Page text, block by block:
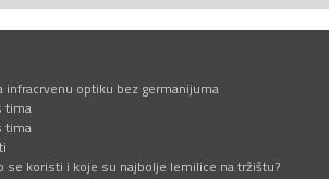
infracrvenu optiku bez germanijuma
tima
tima
se koristi i koje su najbolje lemilice na tržištu?